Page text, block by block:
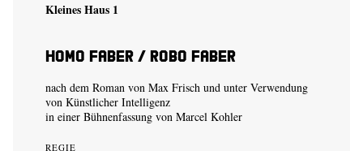
Kleines Haus 1
Homo Faber / Robo Faber
nach dem Roman von Max Frisch und unter Verwendung
von Künstlicher Intelligenz
in einer Bühnenfassung von Marcel Kohler
REGIE